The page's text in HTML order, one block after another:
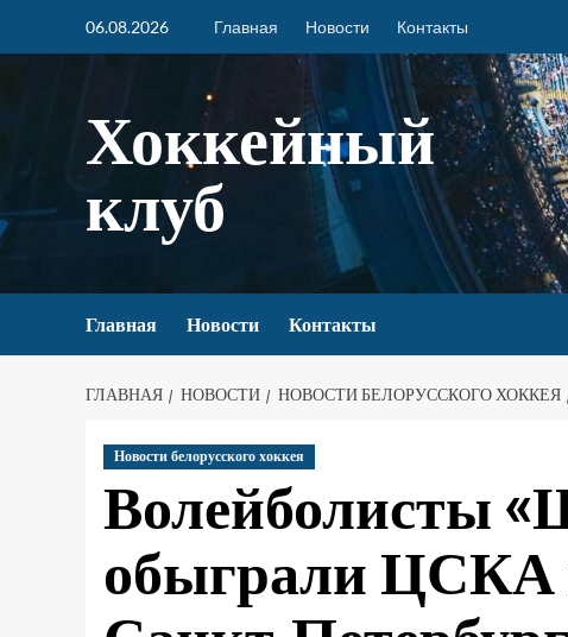
06.08.2026 Главная Новости Контакты
Хоккейный
клуб
Главная Новости Контакты
ГЛАВНАЯ НОВОСТИ НОВОСТИ БЕЛОРУССКОГО ХОККЕЯ
Новости белорусского хоккея
Волейболисты
обыграли ЦСКА